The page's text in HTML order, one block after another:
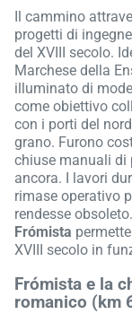
Il cammino
progetti di
del XVIII secolo.
Marchese della
illuminato di
come obiettivo
con i porti del
grano. Furono
chiuse manuali di
ancora. I lavori
rimase operativo
rendesse
Frómista
XVIII secolo in
Frómista e la
romanico (km